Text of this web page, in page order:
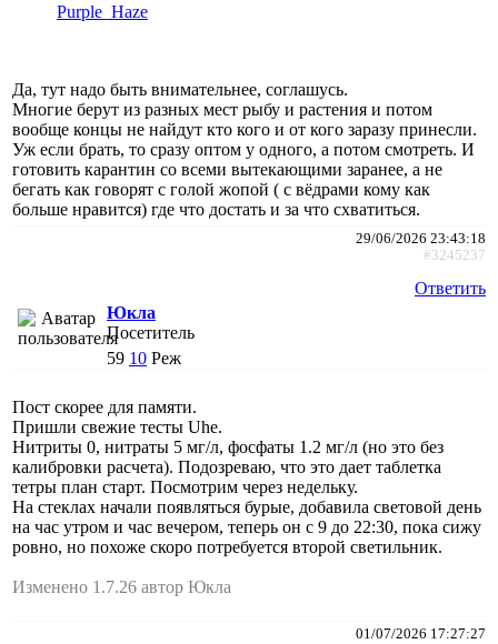
Purple_Haze
Да, тут надо быть внимательнее, соглашусь.
Многие берут из разных мест рыбу и растения и потом
вообще концы не найдут кто кого и от кого заразу принесли.
Уж если брать, то сразу оптом у одного, а потом смотреть. И
готовить карантин со всеми вытекающими заранее, а не
бегать как говорят с голой жопой ( с вёдрами кому как
больше нравится) где что достать и за что схватиться.
29/06/2026 23:43:18
#3245237
Ответить
Юкла
Посетитель
59 10 Реж
Пост скорее для памяти.
Пришли свежие тесты Uhe.
Нитриты 0, нитраты 5 мг/л, фосфаты 1.2 мг/л (но это без
калибровки расчета). Подозреваю, что это дает таблетка
тетры план старт. Посмотрим через недельку.
На стеклах начали появляться бурые, добавила световой день
на час утром и час вечером, теперь он с 9 до 22:30, пока сижу
ровно, но похоже скоро потребуется второй светильник.
Изменено 1.7.26 автор Юкла
01/07/2026 17:27:27